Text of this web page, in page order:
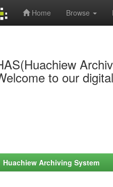
Home Browse
to our
Huachiew Archiving System